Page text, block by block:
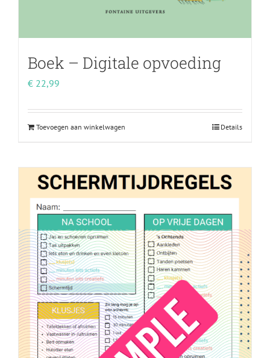
Boek – Digitale opvoeding
€ 22,99
Toevoegen aan winkelwagen Details